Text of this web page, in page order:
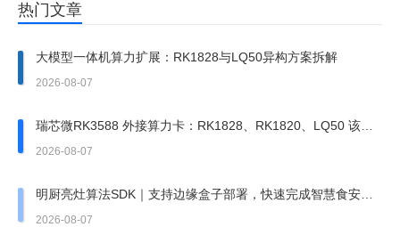
热门文章
大模型一体机算力扩展：RK1828与LQ50异构方案拆解
2026-08-07
瑞芯微RK3588 外接算力卡：RK1828、RK1820、LQ50 该上
哪一张？
2026-08-07
明厨亮灶算法SDK｜支持边缘盒子部署，快速完成智慧食安改
造
2026-08-07